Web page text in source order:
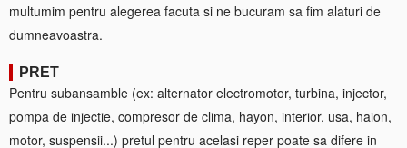
multumim pentru alegerea facuta si ne bucuram sa fim alaturi de
dumneavoastra.
PRET
Pentru subansamble (ex: alternator electromotor, turbina, injector,
pompa de injectie, compresor de clima, hayon, interior, usa, haion,
motor, suspensii...) pretul pentru acelasi reper poate sa difere in